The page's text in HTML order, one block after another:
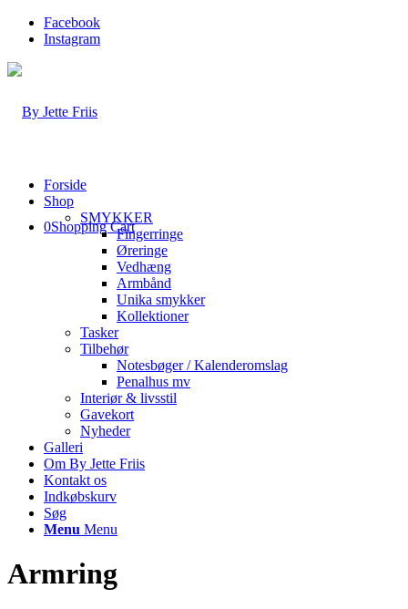
Facebook
Instagram
0Shopping Cart
Forside
Shop
SMYKKER
Fingerringe
Øreringe
Vedhæng
Armbånd
Unika smykker
Kollektioner
Tasker
Tilbehør
Notesbøger / Kalenderomslag
Penalhus mv
Interiør & livsstil
Gavekort
Nyheder
Galleri
Om By Jette Friis
Kontakt os
Indkøbskurv
Søg
Menu Menu
Armring